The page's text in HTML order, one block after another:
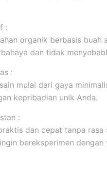
:
organik berbasis buah
dan tidak
:
mulai dari gaya
kepribadian unik Anda.
:
dan cepat tanpa rasa
bereksperimen dengan